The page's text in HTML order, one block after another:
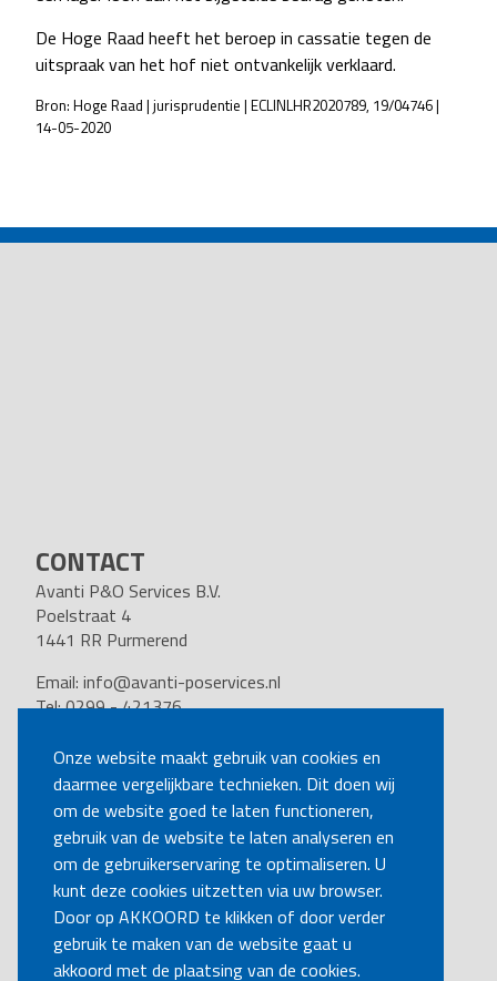
Onze website maakt gebruik van cookies en
daarmee vergelijkbare technieken. Dit doen wij
om de website goed te laten functioneren,
gebruik van de website te laten analyseren en
om de gebruikerservaring te optimaliseren. U
kunt deze cookies uitzetten via uw browser.
Door op AKKOORD te klikken of door verder
gebruik te maken van de website gaat u
akkoord met de plaatsing van de cookies.
De Hoge Raad heeft het beroep in cassatie tegen de
uitspraak van het hof niet ontvankelijk verklaard.
Bron: Hoge Raad | jurisprudentie | ECLINLHR2020789, 19/04746 |
14-05-2020
NAVIGATION
CONTACT
Avanti P&O Services B.V.
Poelstraat 4
1441 RR Purmerend
Email: info@avanti-poservices.nl
Tel: 0299 - 421376
Kvk nummer: 37140121
VOLG ONS
BEL MIJ TERUG
MAAK EEN AFSPRAAK